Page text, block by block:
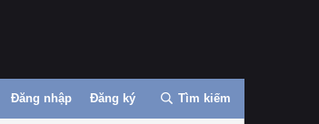
Đăng nhập Đăng ký Tìm kiếm